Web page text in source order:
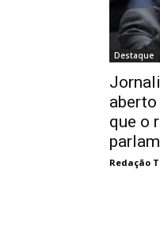
Destaque
que o
Redação